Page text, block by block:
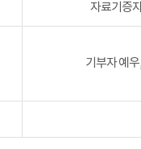
자료기증
기부자 예